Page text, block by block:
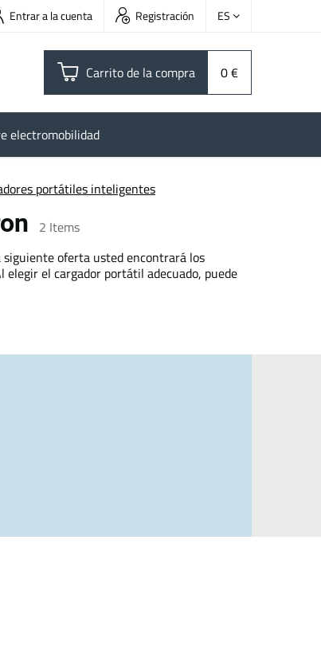
Entrar a la cuenta Registración ES
Carrito de la compra 0 €
electromobilidad
portátiles inteligentes
2 Items
oferta usted encontrará los
elegir el cargador portátil adecuado, puede